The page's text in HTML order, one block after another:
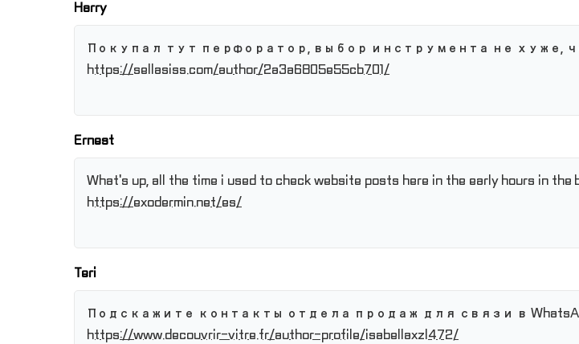
Harry
Покупал тут перфоратор, выбор инструмента не хуже,
https://sellasiss.com/author/2a3a6805e55cb701/
Ernest
What's up, all the time i used to check website posts here in the early hours in the
https://exodermin.net/es/
Teri
Подскажите контакты отдела продаж для связи в
https://www.decouvrir-vitre.fr/author-profile/isabellaxzl472/